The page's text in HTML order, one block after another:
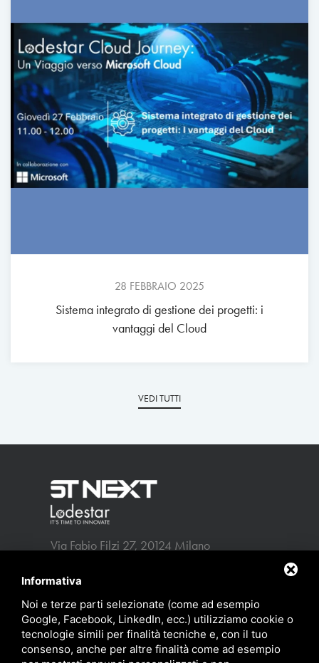
28 FEBBRAIO 2025
Sistema integrato di gestione dei progetti: i
vantaggi del Cloud
VEDI TUTTI
Via Fabio Filzi 27, 20124 Milano
p.iva 13309640152
Privacy policy-Sitemap
Informativa
Noi e terze parti selezionate (come ad esempio
Google, Facebook, LinkedIn, ecc.) utilizziamo cookie o
tecnologie simili per finalità tecniche e, con il tuo
consenso, anche per altre finalità come ad esempio